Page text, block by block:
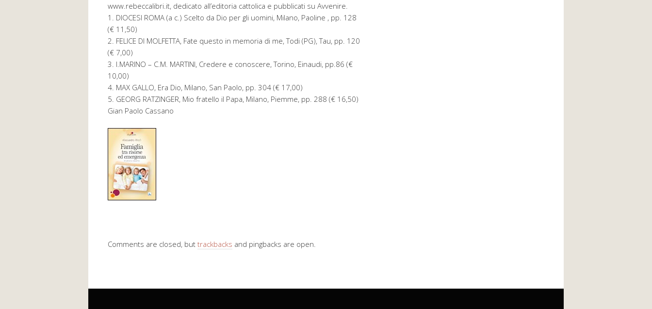
www.rebeccalibri.it, dedicato all’editoria cattolica e pubblicati su Avvenire.
1. DIOCESI ROMA (a c.) Scelto da Dio per gli uomini, Milano, Paoline , pp. 128
(€ 11,50)
2. FELICE DI MOLFETTA, Fate questo in memoria di me, Todi (PG), Tau, pp. 120
(€ 7,00)
3. I.MARINO – C.M. MARTINI, Credere e conoscere, Torino, Einaudi, pp.86 (€
10,00)
4. MAX GALLO, Era Dio, Milano, San Paolo, pp. 304 (€ 17,00)
5. GEORG RATZINGER, Mio fratello il Papa, Milano, Piemme, pp. 288 (€ 16,50)
Gian Paolo Cassano
Comments are closed, but trackbacks and pingbacks are open.